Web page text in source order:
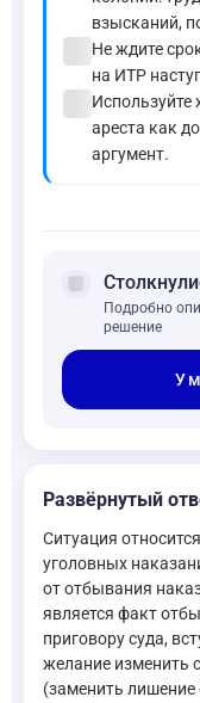
взысканий,
Не ждите
на ИТР
Используйте
ареста как
аргумент.
forum
Подробно
решение
У
Развёрнутый
Ситуация
уголовных
от отбывания
является факт
приговору суда,
желание изменить
(заменить